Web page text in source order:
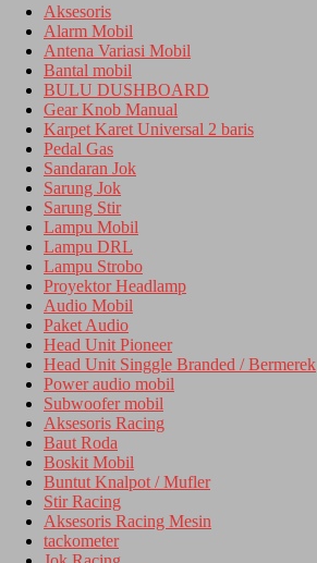
Aksesoris
Alarm Mobil
Antena Variasi Mobil
Bantal mobil
BULU DUSHBOARD
Gear Knob Manual
Karpet Karet Universal 2 baris
Pedal Gas
Sandaran Jok
Sarung Jok
Sarung Stir
Lampu Mobil
Lampu DRL
Lampu Strobo
Proyektor Headlamp
Audio Mobil
Paket Audio
Head Unit Pioneer
Head Unit Singgle Branded / Bermerek
Power audio mobil
Subwoofer mobil
Aksesoris Racing
Baut Roda
Boskit Mobil
Buntut Knalpot / Mufler
Stir Racing
Aksesoris Racing Mesin
tackometer